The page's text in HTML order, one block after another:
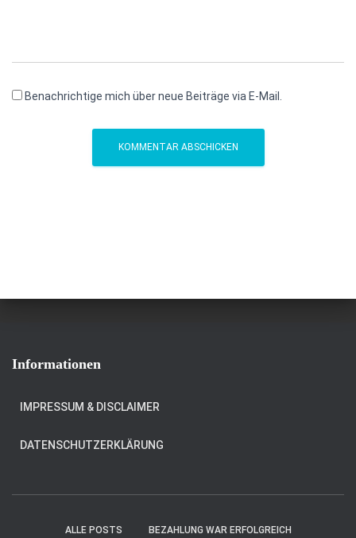
Benachrichtige mich über neue Beiträge via E-Mail.
Informationen
IMPRESSUM & DISCLAIMER
DATENSCHUTZERKLÄRUNG
ALLE POSTS BEZAHLUNG WAR ERFOLGREICH